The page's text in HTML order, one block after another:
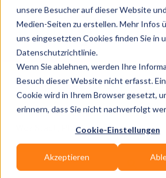
unsere Besucher auf dieser Website
Medien-Seiten zu erstellen. Mehr Infos
uns eingesetzten Cookies finden Sie in
Datenschutzrichtlinie.
Wenn Sie ablehnen, werden Ihre
Besuch dieser Website nicht erfasst.
Cookie wird in Ihrem Browser gesetzt,
erinnern, dass Sie nicht nachverfolgt
Cookie-Einstellungen
Akzeptieren
Was?
Wo?